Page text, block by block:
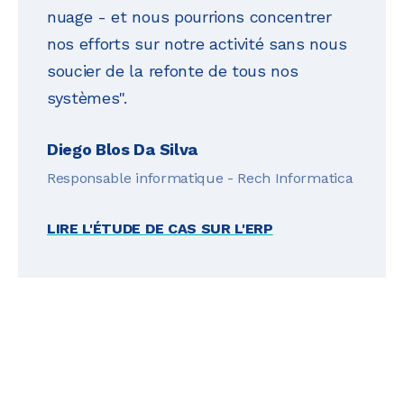
nuage - et nous pourrions concentrer
nos efforts sur notre activité sans nous
soucier de la refonte de tous nos
systèmes".
Diego Blos Da Silva
Responsable informatique - Rech Informatica
LIRE L'ÉTUDE DE CAS SUR L'ERP